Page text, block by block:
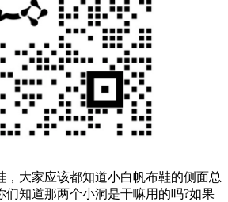
，大家应该都知道小白帆布鞋的侧面总
们知道那两个小洞是干嘛用的吗?如果